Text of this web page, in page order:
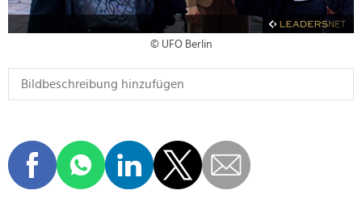
© UFO Berlin